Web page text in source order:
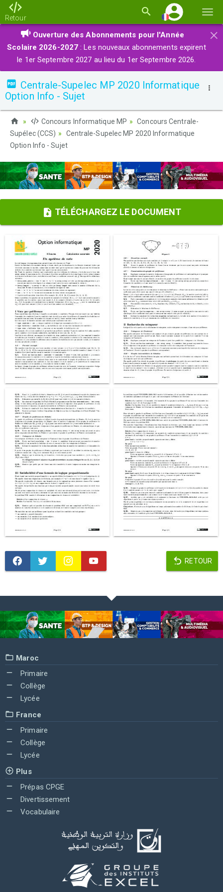
la
Retour
×
Ouverture des Abonnements pour l'Année
Scolaire 2026-2027 : Les nouveaux abonnements expirent
le 1er Septembre 2027 au lieu du 1er Septembre 2026.
Centrale-Supelec MP 2020 Informatique
Option Info - Sujet
Concours Informatique MP
Concours Centrale-
Supélec (CCS)
Centrale-Supelec MP 2020 Informatique
Option Info - Sujet
TÉLÉCHARGEZ LE DOCUMENT
RETOUR
Maroc
Primaire
Collège
Lycée
France
Primaire
Collège
Lycée
Plus
Prépas CPGE
Divertissement
Vocabulaire